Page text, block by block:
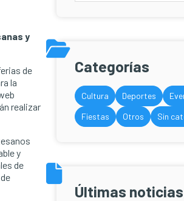
y
de
la
realizar
y
de
Categorías
Cultura Deportes
Fiestas
Otros Sin
Últimas noticias